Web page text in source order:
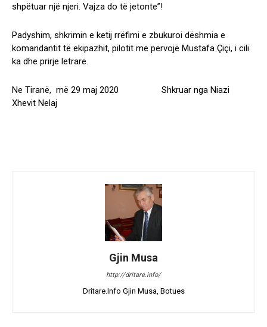
shpëtuar një njeri. Vajza do të jetonte”!
Padyshim, shkrimin e ketij rrëfimi e zbukuroi dëshmia e
komandantit të ekipazhit, pilotit me pervojë Mustafa Çiçi, i cili
ka dhe prirje letrare.
Ne Tiranë, më 29 maj 2020 Shkruar nga Niazi
Xhevit Nelaj
Gjin Musa
http://dritare.info/
Dritare.Info Gjin Musa, Botues